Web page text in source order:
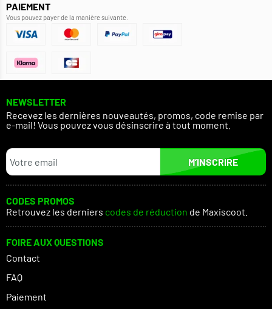
PAIEMENT
Vous pouvez payer de la manière suivante.
NEWSLETTER
Recevez les dernières nouveautés, promos, code remise par
e-mail! Vous pouvez vous désinscrire à tout moment.
M’INSCRIRE
CODES PROMOS
Retrouvez les derniers codes de réduction de Maxiscoot.
FOIRE AUX QUESTIONS
Contact
FAQ
Paiement